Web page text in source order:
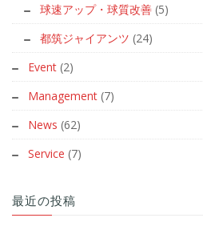
球速アップ・球質改善 (5)
都筑ジャイアンツ (24)
Event (2)
Management (7)
News (62)
Service (7)
最近の投稿